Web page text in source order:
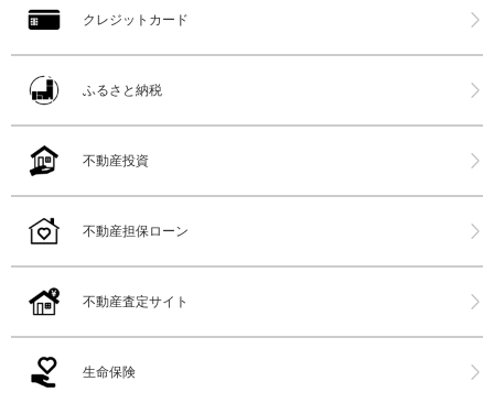
クレジットカード
ふるさと納税
不動産投資
不動産担保ローン
不動産査定サイト
生命保険